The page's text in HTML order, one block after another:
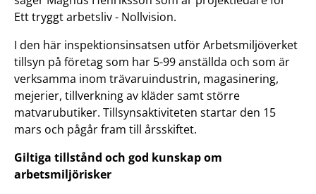
Ett tryggt arbetsliv - Nollvision.
I den här inspektionsinsatsen utför Arbetsmiljöverket
tillsyn på företag som har 5-99 anställda och som är
verksamma inom trävaruindustrin, magasinering,
mejerier, tillverkning av kläder samt större
matvarubutiker. Tillsynsaktiviteten startar den 15
mars och pågår fram till årsskiftet.
Giltiga tillstånd och god kunskap om
arbetsmiljörisker